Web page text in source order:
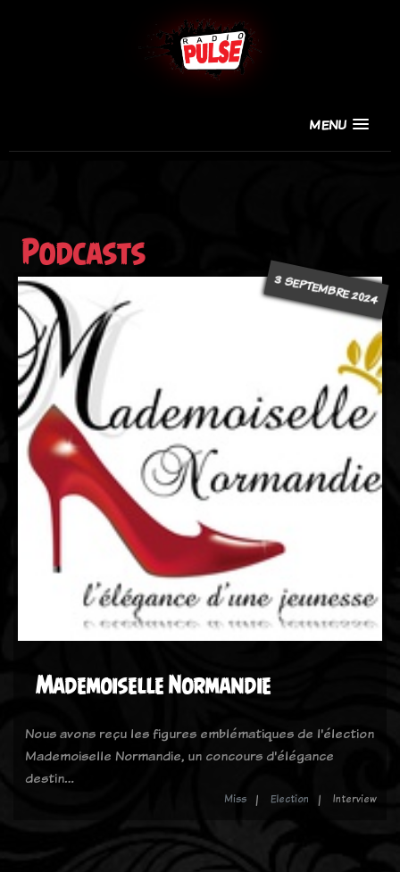
MENU
Podcasts
3 SEPTEMBRE 2024
Mademoiselle Normandie
Nous avons reçu les figures emblématiques de l'élection
Mademoiselle Normandie, un concours d'élégance
destin…
Miss Election Interview